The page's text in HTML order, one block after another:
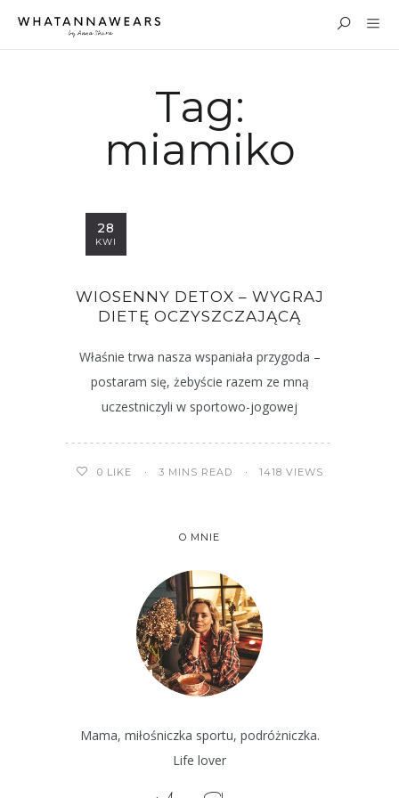
Tag:
miamiko
28
KWI
WIOSENNY DETOX – WYGRAJ
DIETĘ OCZYSZCZAJĄCĄ
Właśnie trwa nasza wspaniała przygoda –
postaram się, żebyście razem ze mną
uczestniczyli w sportowo-jogowej
0 LIKE 3 MINS READ 1418 VIEWS
O MNIE
Mama, miłośniczka sportu, podróżniczka.
Life lover